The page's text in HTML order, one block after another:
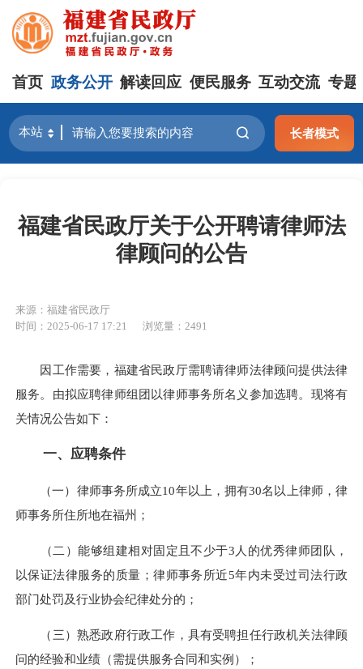
首页 政务公开 解读回应 便民服务 互动交流 专题
长者模式
福建省民政厅关于公开聘请律师法
律顾问的公告
来源：福建省民政厅
时间：2025-06-17 17:21
浏览量：2491
因工作需要，福建省民政厅需聘请律师法律顾问提供法律
服务。由拟应聘律师组团以律师事务所名义参加选聘。现将有
关情况公告如下：
一、应聘条件
（一）律师事务所成立10年以上，拥有30名以上律师，律
师事务所住所地在福州；
（二）能够组建相对固定且不少于3人的优秀律师团队，
以保证法律服务的质量；律师事务所近5年内未受过司法行政
部门处罚及行业协会纪律处分的；
（三）熟悉政府行政工作，具有受聘担任行政机关法律顾
问的经验和业绩（需提供服务合同和实例）；